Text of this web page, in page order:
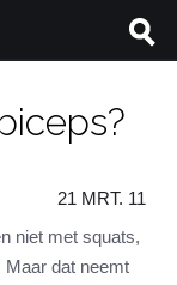
21 MRT. 11
niet met squats,
Maar dat neemt